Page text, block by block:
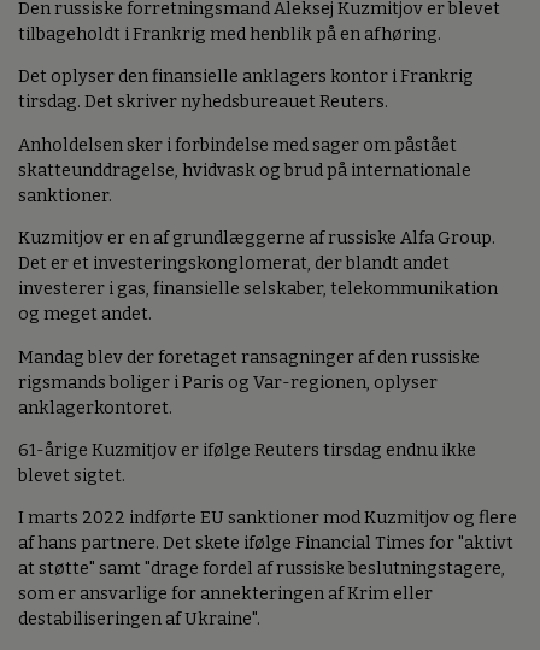
Den russiske forretningsmand Aleksej Kuzmitjov er blevet
tilbageholdt i Frankrig med henblik på en afhøring.
Det oplyser den finansielle anklagers kontor i Frankrig
tirsdag. Det skriver nyhedsbureauet Reuters.
Anholdelsen sker i forbindelse med sager om påstået
skatteunddragelse, hvidvask og brud på internationale
sanktioner.
Kuzmitjov er en af grundlæggerne af russiske Alfa Group.
Det er et investeringskonglomerat, der blandt andet
investerer i gas, finansielle selskaber, telekommunikation
og meget andet.
Mandag blev der foretaget ransagninger af den russiske
rigsmands boliger i Paris og Var-regionen, oplyser
anklagerkontoret.
61-årige Kuzmitjov er ifølge Reuters tirsdag endnu ikke
blevet sigtet.
I marts 2022 indførte EU sanktioner mod Kuzmitjov og flere
af hans partnere. Det skete ifølge Financial Times for "aktivt
at støtte" samt "drage fordel af russiske beslutningstagere,
som er ansvarlige for annekteringen af Krim eller
destabiliseringen af Ukraine".